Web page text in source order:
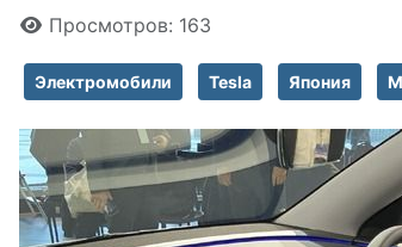
Просмотров: 163
Электромобили Tesla Япония